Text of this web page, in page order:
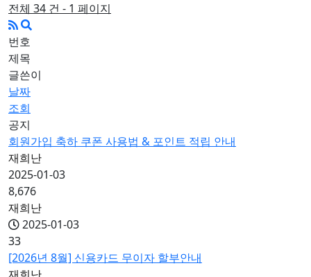
전체 34 건 - 1 페이지
번호
제목
글쓴이
날짜
조회
공지
회원가입 축하 쿠폰 사용법 & 포인트 적립 안내
재희난
2025-01-03
8,676
재희난
2025-01-03
33
[2026년 8월] 신용카드 무이자 할부안내